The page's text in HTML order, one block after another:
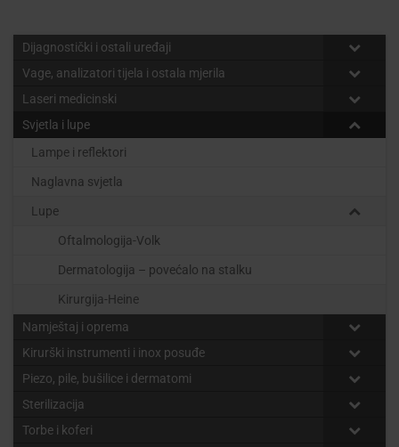
Dijagnostički i ostali uređaji
Vage, analizatori tijela i ostala mjerila
Laseri medicinski
Svjetla i lupe
Lampe i reflektori
Naglavna svjetla
Lupe
Oftalmologija-Volk
Dermatologija – povećalo na stalku
Kirurgija-Heine
Namještaj i oprema
Kirurški instrumenti i inox posuđe
Piezo, pile, bušilice i dermatomi
Sterilizacija
Torbe i koferi